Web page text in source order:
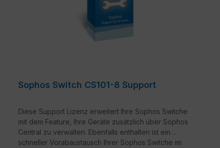
Sophos Switch CS101-8 Support
Diese Support Lizenz erweitert Ihre Sophos Switche
mit dem Feature, Ihre Geräte zusätzlich über Sophos
Central zu verwalten. Ebenfalls enthalten ist ein
schneller Vorabaustausch Ihrer Sophos Switche im